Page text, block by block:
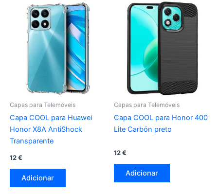
Capas para Telemóveis
Capa COOL para Huawei
Honor X8A AntiShock
Transparente
12€
Adicionar
Capas para Telemóveis
Capa COOL para Honor 400
Lite Carbón preto
12€
Adicionar